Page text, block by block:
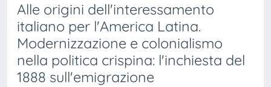
Alle origini dell'interessamento
italiano per l'America Latina.
Modernizzazione e colonialismo
nella politica crispina: l'inchiesta del
1888 sull'emigrazione